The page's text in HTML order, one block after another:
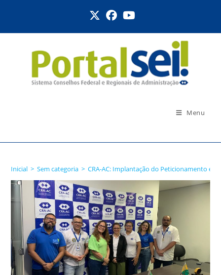
Menu
Inicial > Sem categoria > CRA-AC: Implantação do Peticionamento e